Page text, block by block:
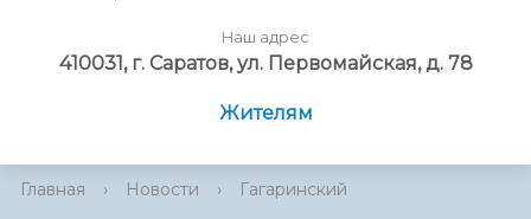
Наш адрес
410031, г. Саратов, ул. Первомайская, д. 78
Жителям
Главная › Новости › Гагаринский